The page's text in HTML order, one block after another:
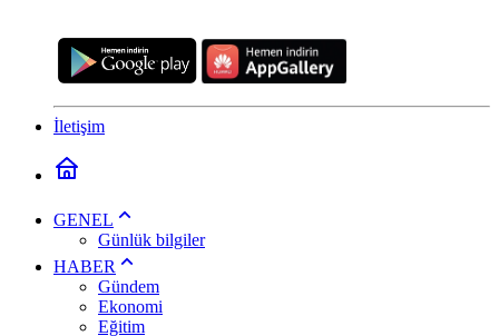
İletişim
GENEL
Günlük bilgiler
HABER
Gündem
Ekonomi
Eğitim